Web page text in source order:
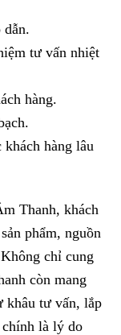
dẫn.
tư vấn nhiệt
hàng.
khách hàng lâu
Thanh, khách
phẩm, nguồn
chỉ cung
còn mang
khâu tư vấn, lắp
chính là lý do